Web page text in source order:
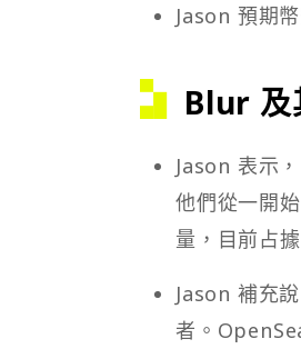
Jason 預期
Blur 及
Jason 表示
他們從一開
量，目前占
Jason 補充
者。